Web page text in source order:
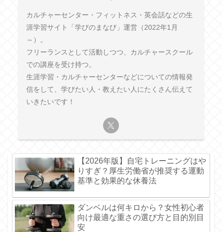
カルチャーセンター・フィットネス・英会話などの生
涯学習サイト「学びのまなび」運営（2022年1月
～）。
フリーランスとして活動しつつ、カルチャースクール
での講座を受け持つ。
生涯学習・カルチャーセンターなどについての情報発
信をして、学びたい人・教えたい人にたくさん伝えて
いきたいです！
【2026年版】自宅トレーニングはや
りすぎ？厚生労働省が推奨する運動
基準と効果的な休養法
ダンベルは何キロから？女性初心者
向け最適な重さの選び方と目的別目
安